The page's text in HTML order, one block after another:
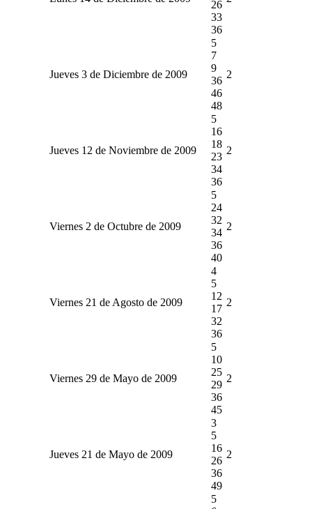
26
33
36
Jueves 3 de Diciembre de 2009
5
7
9
36
46
48
2
Jueves 12 de Noviembre de 2009
5
16
18
23
34
36
2
Viernes 2 de Octubre de 2009
5
24
32
34
36
40
2
Viernes 21 de Agosto de 2009
4
5
12
17
32
36
2
Viernes 29 de Mayo de 2009
5
10
25
29
36
45
2
Jueves 21 de Mayo de 2009
3
5
16
26
36
49
2
5